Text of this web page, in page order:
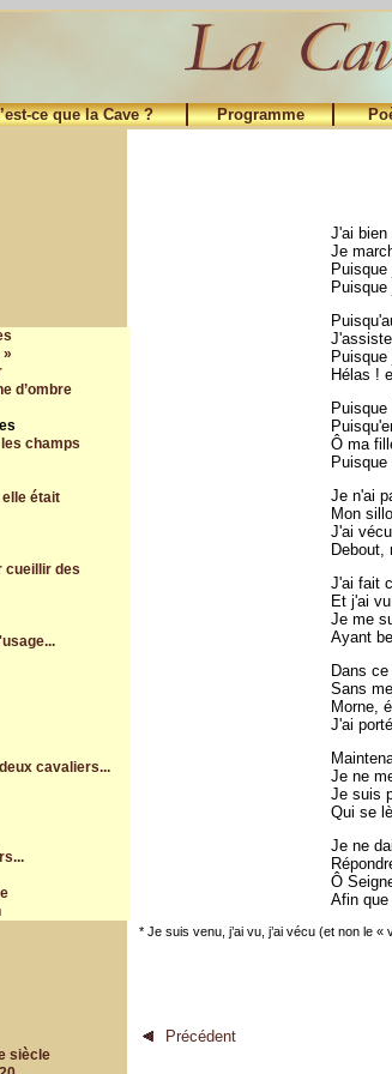
ce que la Cave ? Programme
»
d’ombre
champs
elle était
cueillir des
cavaliers...
siècle
J'ai bien
Je
Hélas !
Ô ma
Je n'ai
Mon
J'ai
Debout,
J'ai fait
Et j'ai
Je me
Ayant
Dans
Sans
Morne,
J'ai
Je ne
Je suis
Qui se
Je ne
Ô
Afin
* Je suis venu, j’ai vu, j’ai vécu (et non le «
Précédent